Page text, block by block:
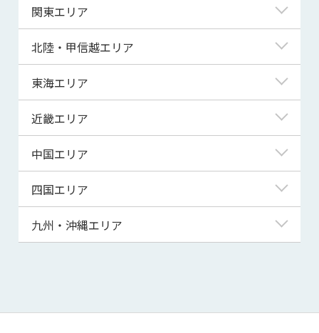
北海道
青森県
宮城県
秋田県
山形県
関東エリア
東京都
神奈川県
埼玉県
千葉県
茨城県
群馬県
北陸・甲信越エリア
新潟県
富山県
福井県
山梨県
長野県
東海エリア
岐阜県
静岡県
三重県
近畿エリア
滋賀県
京都府
大阪府
兵庫県
和歌山県
中国エリア
鳥取県
島根県
山口県
四国エリア
徳島県
高知県
九州・沖縄エリア